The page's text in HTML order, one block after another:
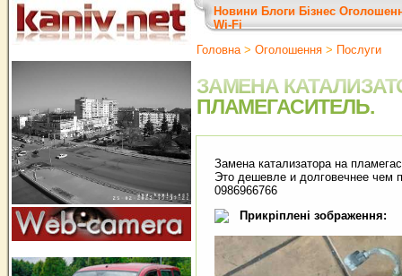
Новини Блоги Бізнес
Wi-Fi
Головна> Оголошення > Послуги
ЗАМЕНА
ПЛАМЕГАСИТЕЛЬ.
Замена катализатора на
Это дешевле и долговечнее чем
0986966766
Прикріплені зображення: